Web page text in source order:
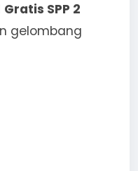
Gratis SPP 2
gelombang